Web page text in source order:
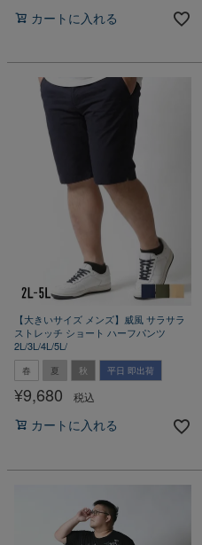
カートに入れる
【大きいサイズ メンズ】威風 サラサラ
ストレッチ ショート ハーフパンツ
2L/3L/4L/5L/
春 夏 秋 平日 即出荷
¥9,680 税込
カートに入れる